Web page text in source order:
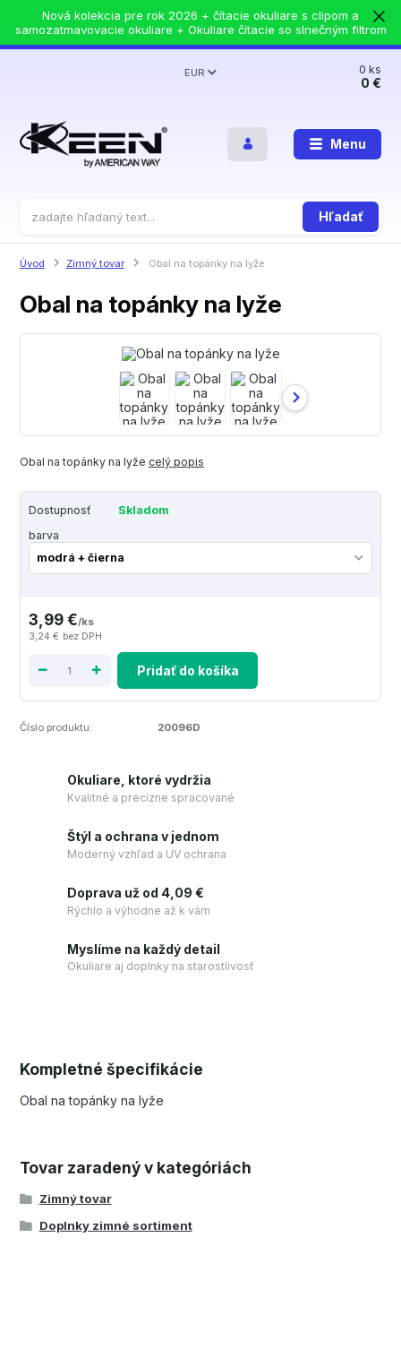
Nová kolekcia pre rok 2026 + čítacie okuliare s clipom a
samozatmavovacie okuliare + Okuliare čítacie so slnečným filtrom
Menu
EUR
Hľadať
0ks
0 €
Úvod Zimný tovar Obal na topánky na lyže
Obal na topánky na lyže
Obal na topánky na lyže celý popis
Dostupnosť
Skladom
barva
3,99 €/ks
3,24 € bez DPH
Pridať do košíka
Číslo produktu: 20096D
Okuliare, ktoré vydržia
Kvalitné a precízne spracované
Štýl a ochrana v jednom
Moderný vzhľad a UV ochrana
Doprava už od 4,09 €
Rýchlo a výhodne až k vám
Myslíme na každý detail
Okuliare aj doplnky na starostlivosť
Kompletné špecifikácie
Obal na topánky na lyže
Tovar zaradený v kategóriách
Zimný tovar
Doplnky zimné sortiment